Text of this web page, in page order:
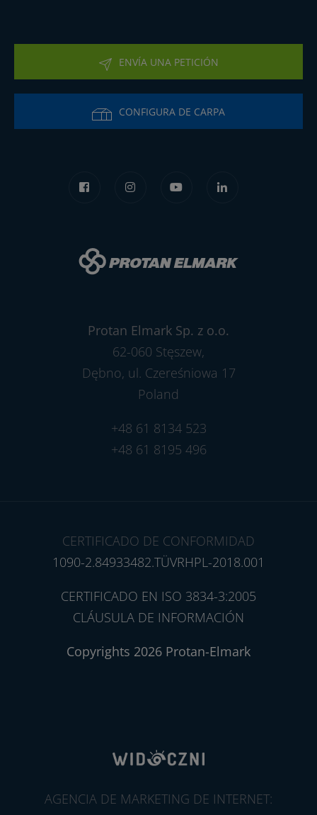
ENVÍA UNA PETICIÓN
CONFIGURA DE CARPA
Protan Elmark Sp. z o.o.
62-060 Stęszew,
Dębno, ul. Czereśniowa 17
Poland
+48 61 8134 523
+48 61 8195 496
CERTIFICADO DE CONFORMIDAD
1090-2.84933482.TÜVRHPL-2018.001
CERTIFICADO EN ISO 3834-3:2005
CLÁUSULA DE INFORMACIÓN
Copyrights 2026 Protan-Elmark
AGENCIA DE MARKETING DE INTERNET: